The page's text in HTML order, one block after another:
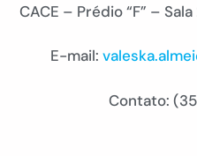
CACE – Prédio “F” –
E-mail:
Contato: